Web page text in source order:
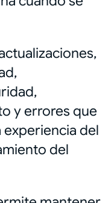
y errores que
del
del